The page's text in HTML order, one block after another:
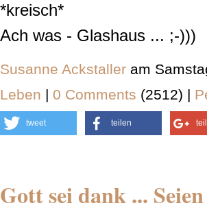
*kreisch*
Ach was - Glashaus ... ;-)))
Susanne Ackstaller am
Leben | 0 Comments (2512) |
tweet teilen
Gott sei dank ... Seien